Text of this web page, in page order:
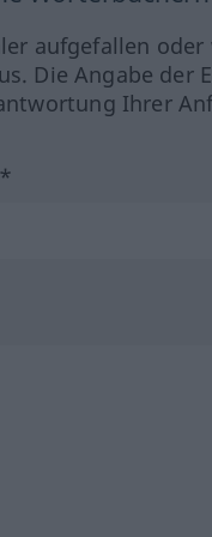
aufgefallen
Die Angabe
Ihrer